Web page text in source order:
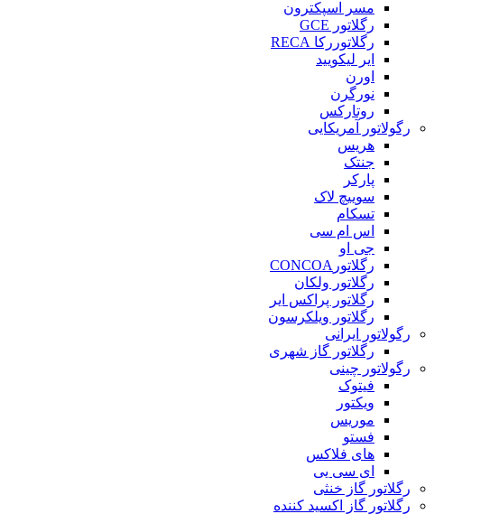
مسر اسپکترون
رگلاتور GCE
رگلاتوررکا RECA
ایر لیکویید
اورن
نورگرن
روتارکس
رگولاتور آمریکایی
هریس
جنتک
پارکر
سوییچ لاک
تسکام
اس ام سی
جی او
رگلاتورCONCOA
رگلاتور ولکان
رگلاتور پراکس ایر
رگلاتور ویلکرسون
رگولاتور ایرانی
رگلاتور گاز شهری
رگولاتور چینی
فیتوک
ویکتور
موریس
فستو
های فلاکس
ای سی یی
رگلاتور گاز خنثی
رگلاتور گاز اکسید کننده